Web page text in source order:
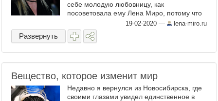
себе молодую любовницу, как
посоветовала ему Лена Миро, потому что
я сама ещё молодуха! Ну, может поэтому
и напилась, чтобы утешиться? К ...
19-02-2020 — lena-miro.ru
Развернуть
Вещество, которое изменит мир
Недавно я вернулся из Новосибирска, где
своими глазами увидел единственное в